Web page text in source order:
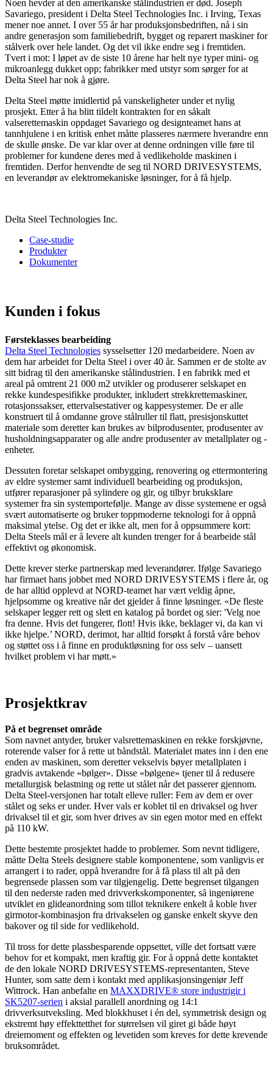
Noen hevder at den amerikanske stålindustrien er død. Joseph
Savariego, president i Delta Steel Technologies Inc. i Irving, Texas
mener noe annet. I over 55 år har produksjonsbedriften, nå i sin
andre generasjon som familiebedrift, bygget og reparert maskiner for
stålverk over hele landet. Og det vil ikke endre seg i fremtiden.
Tvert i mot: I løpet av de siste 10 årene har helt nye typer mini- og
mikroanlegg dukket opp; fabrikker med utstyr som sørger for at
Delta Steel har nok å gjøre.
Delta Steel møtte imidlertid på vanskeligheter under et nylig
prosjekt. Etter å ha blitt tildelt kontrakten for en såkalt
valserettemaskin oppdaget Savariego og designteamet hans at
tannhjulene i en kritisk enhet måtte plasseres nærmere hverandre enn
de skulle ønske. De var klar over at denne ordningen ville føre til
problemer for kundene deres med å vedlikeholde maskinen i
fremtiden. Derfor henvendte de seg til NORD DRIVESYSTEMS,
en leverandør av elektromekaniske løsninger, for å få hjelp.
Delta Steel Technologies Inc.
Case-studie
Produkter
Dokumenter
Kunden i fokus
Førsteklasses bearbeiding
Delta Steel Technologies sysselsetter 120 medarbeidere. Noen av
dem har arbeidet for Delta Steel i over 40 år. Sammen er de stolte av
sitt bidrag til den amerikanske stålindustrien. I en fabrikk med et
areal på omtrent 21 000 m2 utvikler og produserer selskapet en
rekke kundespesifikke produkter, inkludert strekkrettemaskiner,
rotasjonssakser, ettervalsestativer og kappesystemer. De er alle
konstruert til å omdanne grove stålruller til flatt, presisjonskuttet
materiale som deretter kan brukes av bilprodusenter, produsenter av
husholdningsapparater og alle andre produsenter av metallplater og -
enheter.
Dessuten foretar selskapet ombygging, renovering og ettermontering
av eldre systemer samt individuell bearbeiding og produksjon,
utfører reparasjoner på sylindere og gir, og tilbyr bruksklare
systemer fra sin systemportefølje. Mange av disse systemene er også
svært automatiserte og bruker toppmoderne teknologi for å oppnå
maksimal ytelse. Og det er ikke alt, men for å oppsummere kort:
Delta Steels mål er å levere alt kunden trenger for å bearbeide stål
effektivt og økonomisk.
Dette krever sterke partnerskap med leverandører. Ifølge Savariego
har firmaet hans jobbet med NORD DRIVESYSTEMS i flere år, og
de har alltid opplevd at NORD-teamet har vært veldig åpne,
hjelpsomme og kreative når det gjelder å finne løsninger. «De fleste
selskaper legger rett og slett en katalog på bordet og sier: 'Velg noe
fra denne. Hvis det fungerer, flott! Hvis ikke, beklager vi, da kan vi
ikke hjelpe.’ NORD, derimot, har alltid forsøkt å forstå våre behov
og støttet oss i å finne en produktløsning for oss selv – uansett
hvilket problem vi har møtt.»
Prosjektkrav
På et begrenset område
Som navnet antyder, bruker valsrettemaskinen en rekke forskjøvne,
roterende valser for å rette ut båndstål. Materialet mates inn i den ene
enden av maskinen, som deretter vekselvis bøyer metallplaten i
gradvis avtakende «bølger». Disse «bølgene» tjener til å redusere
metallurgisk belastning og rette ut stålet når det passerer gjennom.
Delta Steel-versjonen har totalt elleve ruller: Fem av dem er over
stålet og seks er under. Hver vals er koblet til en drivaksel og hver
drivaksel til et gir, som hver drives av sin egen motor med en effekt
på 110 kW.
Dette bestemte prosjektet hadde to problemer. Som nevnt tidligere,
måtte Delta Steels designere stable komponentene, som vanligvis er
arrangert i to rader, oppå hverandre for å få plass til alt på den
begrensede plassen som var tilgjengelig. Dette begrenset tilgangen
til den nederste raden med drivverkskomponenter, så ingeniørene
utviklet en glideanordning som tillot teknikere enkelt å koble hver
girmotor-kombinasjon fra drivakselen og ganske enkelt skyve den
bakover og til side for vedlikehold.
Til tross for dette plassbesparende oppsettet, ville det fortsatt være
behov for et kompakt, men kraftig gir. For å oppnå dette kontaktet
de den lokale NORD DRIVESYSTEMS-representanten, Steve
Hunter, som satte dem i kontakt med applikasjonsingeniør Jeff
Wittrock. Han anbefalte en MAXXDRIVE® store industrigir i
SK5207-serien i aksial parallell anordning og 14:1
drivverksutveksling. Med blokkhuset i én del, symmetrisk design og
ekstremt høy effekttetthet for størrelsen vil giret gi både høyt
dreiemoment og effekten og levetiden som kreves for dette krevende
bruksområdet.